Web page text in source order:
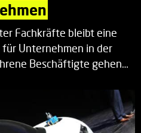
Fachkräfte bleibt eine
Unternehmen in der
Beschäftigte gehen…